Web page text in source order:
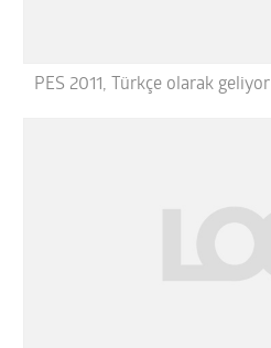
PES 2011, Türkçe olarak geliyor